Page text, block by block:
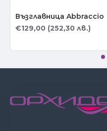
Възглавница Abbraccio
€129,00 (252,30 лв.)